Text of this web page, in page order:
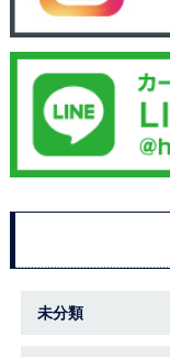
未分類